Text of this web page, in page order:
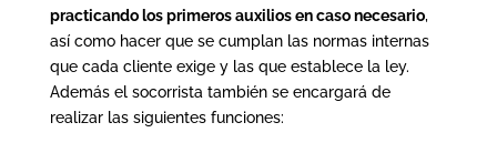
practicando los primeros auxilios en caso necesario,
así como hacer que se cumplan las normas internas
que cada cliente exige y las que establece la ley.
Además el socorrista también se encargará de
realizar las siguientes funciones: